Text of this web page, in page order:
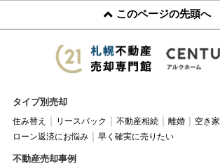
このページの先頭へ
タイプ別売却
住み替え リースバック 不動産相続 離婚
空き家
ローン返済にお悩み
早く確実に売りたい
不動産売却事例